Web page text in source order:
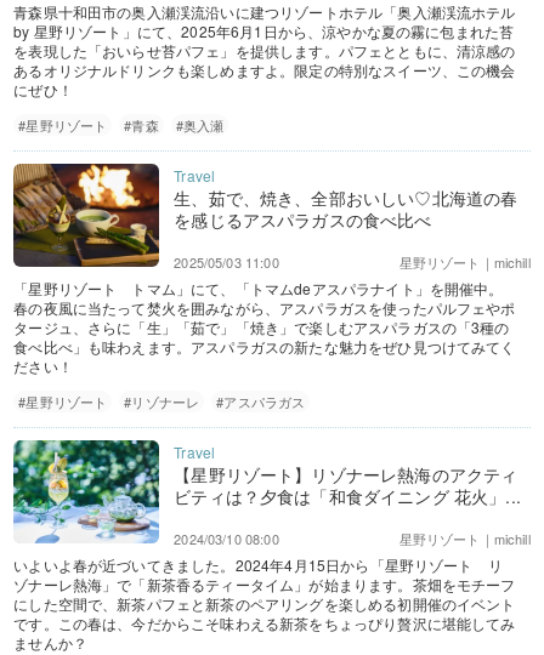
青森県十和田市の奥入瀬渓流沿いに建つリゾートホテル「奥入瀬渓流ホテル
by 星野リゾート」にて、2025年6月1日から、涼やかな夏の霧に包まれた苔
を表現した「おいらせ苔パフェ」を提供します。パフェとともに、清涼感の
あるオリジナルドリンクも楽しめますよ。限定の特別なスイーツ、この機会
にぜひ！
#星野リゾート #青森 #奥入瀬
生、茹で、焼き、全部おいしい♡北海道の春
を感じるアスパラガスの食べ比べ
星野リゾート｜michill
2025/05/03 11:00
「星野リゾート トマム」にて、「トマムdeアスパラナイト」を開催中。
春の夜風に当たって焚火を囲みながら、アスパラガスを使ったパルフェやポ
タージュ、さらに「生」「茹で」「焼き」で楽しむアスパラガスの「3種の
食べ比べ」も味わえます。アスパラガスの新たな魅力をぜひ見つけてみてく
ださい！
#星野リゾート #リゾナーレ #アスパラガス
【星野リゾート】リゾナーレ熱海のアクティ
ビティは？夕食は「和食ダイニング 花火」...
星野リゾート｜michill
2024/03/10 08:00
いよいよ春が近づいてきました。2024年4月15日から「星野リゾート リ
ゾナーレ熱海」で「新茶香るティータイム」が始まります。茶畑をモチーフ
にした空間で、新茶パフェと新茶のペアリングを楽しめる初開催のイベント
です。この春は、今だからこそ味わえる新茶をちょっぴり贅沢に堪能してみ
ませんか？